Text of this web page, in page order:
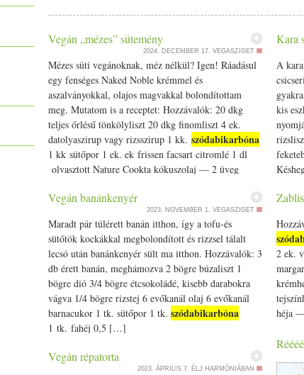
sütőport és a szódabikarbónát. A joghurtot összekeverjük az
reszelt répát és a narancshéjat. A joghurtos keveréket a
néhány mozdulattal összedolgozzuk. A masszát
200 fokon 4-5 percig, majd 180 fokon nagyjából 20 percig
Amikor kivesszük a sütőből, 10 percig a formában hagyjuk
a muffinok hűlnek, elkészítjük a krémet. Kikeverjük a
sűrű, adhatunk hozzá még tejszínt. A krémet habzsákba
ízlés szerint, például cukorgyönggyel.
Vegán „mézes” sütemény
2024. DECEMBER 17. VEGASZIGET
Mézes süti vegánoknak, méz nélkül? Igen! Ráadásul
egy fenséges Naked Noble krémmel és
aszalványokkal, olajos magvakkal bolondítottam
meg. Mutatom is a receptet: Hozzávalók: 20 dkg
teljes őrlésű tönkölyliszt 20 dkg finomliszt 4 ek.
datolyaszirup vagy rizsszirup 1 kk. szódabikarbóna
1 kk sütőpor 1 ek. ek frissen facsart citromlé 1 dl
olvasztott Nature Cookta kókuszolaj — 2 üveg
Vegán banánkenyér
2023. NOVEMBER 1. VEGASZIGET
Maradt pár túlérett banán itthon, így a tofu-és
sütőtök kockákkal megbolondított és rizzsel tálalt
lecsó után banánkenyér sült ma itthon. Hozzávalók: 3
db érett banán, meghámozva 2 bögre búzaliszt 1
bögre dió 3/­­4 bögre étcsokoládé, kisebb darabokra
vágva 1/­­4 bögre rizstej 6 evőkanál olaj 6 evőkanál
barnacukor 1 tk. sütőpor 1 tk. szódabikarbóna
1 tk. fahéj 0,5 […]
Vegán répatorta
2023. ÁPRILIS 7. ÉLJ HARMÓNIÁBAN
Kara
A
kis
mert
sev
2 ek.
héja